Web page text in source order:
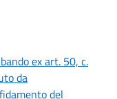
ex art. 50, c.
da
del